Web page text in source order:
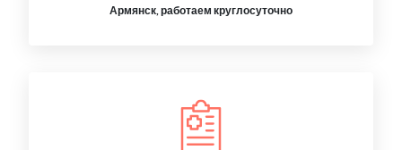
Армянск, работаем круглосуточно